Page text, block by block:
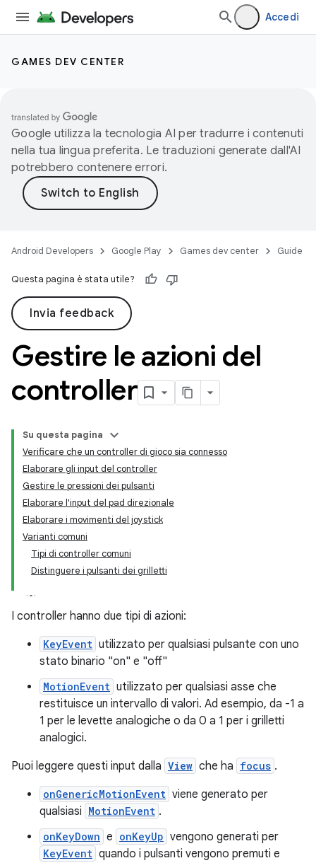
Accedi
GAMES DEV CENTER
Google utilizza la tecnologia AI per tradurre i contenuti
nella tua lingua preferita. Le traduzioni generate dall'AI
potrebbero contenere errori.
Android Developers Google Play Games dev center Guide
Questa pagina è stata utile?
Invia feedback
Gestire le azioni del
controller
Su questa pagina
Verificare che un controller di gioco sia connesso
Elaborare gli input del controller
Gestire le pressioni dei pulsanti
Elaborare l'input del pad direzionale
Elaborare i movimenti del joystick
Varianti comuni
Tipi di controller comuni
Distinguere i pulsanti dei grilletti
I controller hanno due tipi di azioni:
KeyEvent utilizzato per qualsiasi pulsante con uno
stato binario "on" e "off"
MotionEvent utilizzato per qualsiasi asse che
restituisce un intervallo di valori. Ad esempio, da -1 a
1 per le levette analogiche o da 0 a 1 per i grilletti
analogici.
Puoi leggere questi input dalla View che ha focus .
onGenericMotionEvent viene generato per
qualsiasi MotionEvent .
onKeyDown e onKeyUp vengono generati per
KeyEvent quando i pulsanti vengono premuti e